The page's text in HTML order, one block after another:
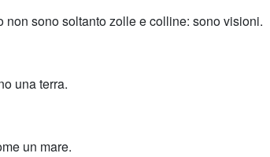
non sono soltanto zolle e colline: sono visioni.
una terra.
un mare.